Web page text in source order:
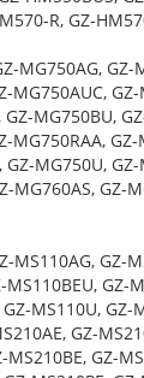
R, GZ-
MG750AG, GZ-
MG750AUC,
MG750BU,
MG750RAA, GZ-
MG750U,
MG760AS, GZ-
MS110AG, GZ-
GZ-
MS110U, GZ-
GZ-
GZ-